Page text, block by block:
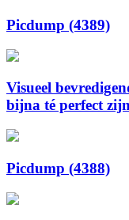
Picdump (4389)
Visueel
bijna té perfect
Picdump (4388)